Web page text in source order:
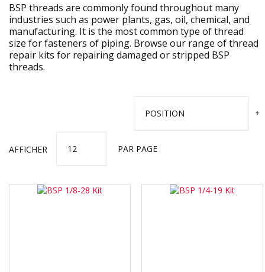
BSP threads are commonly found throughout many
industries such as power plants, gas, oil, chemical, and
manufacturing. It is the most common type of thread
size for fasteners of piping. Browse our range of thread
repair kits for repairing damaged or stripped BSP
threads.
AFFICHER PAR PAGE